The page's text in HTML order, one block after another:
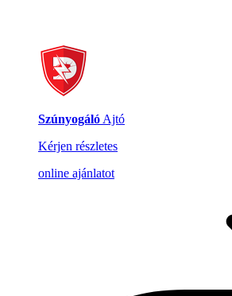
Szúnyogáló Ajtó
Kérjen részletes
online ajánlatot